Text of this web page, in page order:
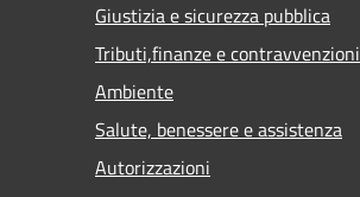
Giustizia e sicurezza pubblica
Tributi,finanze e contravvenzioni
Ambiente
Salute, benessere e assistenza
Autorizzazioni